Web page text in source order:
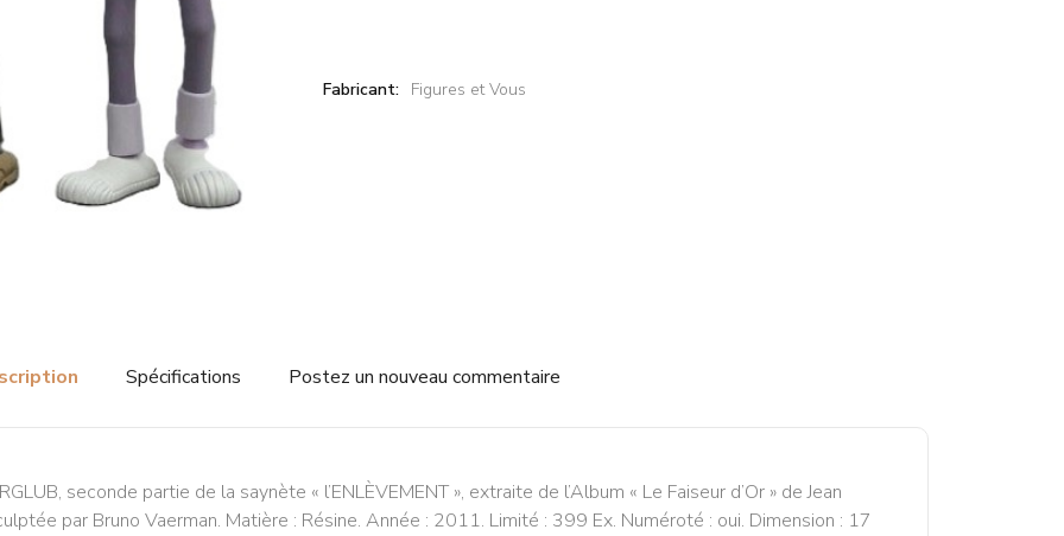
Fabricant: Figures et Vous
Spécifications Postez un nouveau commentaire
seconde partie de la saynète « l’ENLÈVEMENT », extraite de l’Album « Le Faiseur d’Or » de Jean
par Bruno Vaerman. Matière : Résine. Année : 2011. Limité : 399 Ex. Numéroté : oui. Dimension : 17